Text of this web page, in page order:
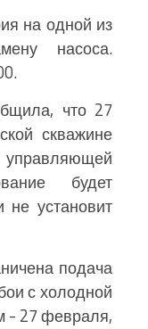
на одной из
насоса.
что 27
скважине
будет
установит
подача
с холодной
- 27 февраля,